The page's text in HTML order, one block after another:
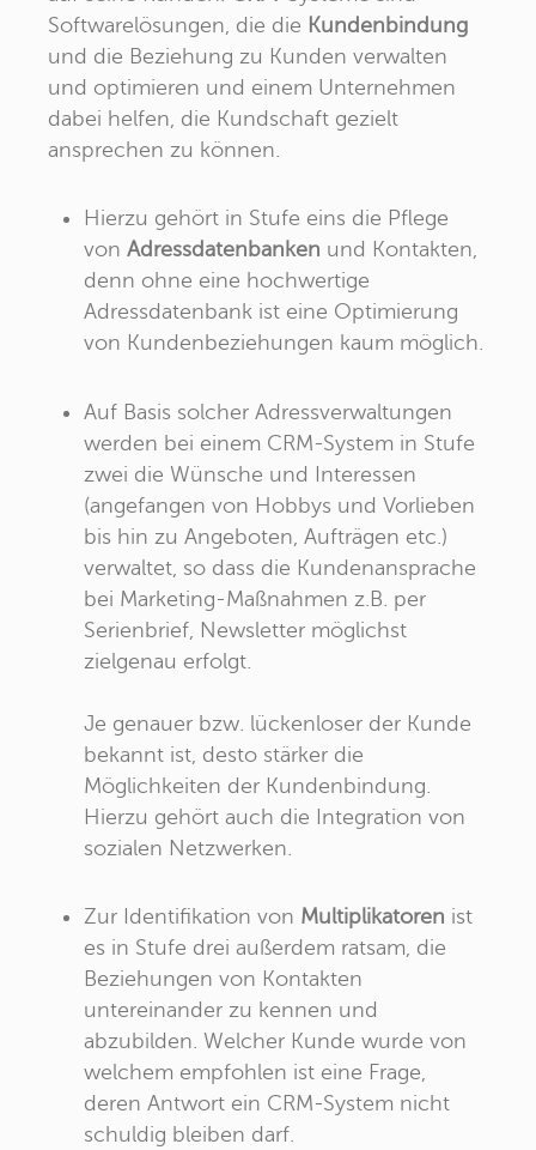
Softwarelösungen, die die Kundenbindung
und die Beziehung zu Kunden verwalten
und optimieren und einem Unternehmen
dabei helfen, die Kundschaft gezielt
ansprechen zu können.
Hierzu gehört in Stufe eins die Pflege
von Adressdatenbanken und Kontakten,
denn ohne eine hochwertige
Adressdatenbank ist eine Optimierung
von Kundenbeziehungen kaum möglich.
Auf Basis solcher Adressverwaltungen
werden bei einem CRM-System in Stufe
zwei die Wünsche und Interessen
(angefangen von Hobbys und Vorlieben
bis hin zu Angeboten, Aufträgen etc.)
verwaltet, so dass die Kundenansprache
bei Marketing-Maßnahmen z.B. per
Serienbrief, Newsletter möglichst
zielgenau erfolgt.
Je genauer bzw. lückenloser der Kunde
bekannt ist, desto stärker die
Möglichkeiten der Kundenbindung.
Hierzu gehört auch die Integration von
sozialen Netzwerken.
Zur Identifikation von Multiplikatoren ist
es in Stufe drei außerdem ratsam, die
Beziehungen von Kontakten
untereinander zu kennen und
abzubilden. Welcher Kunde wurde von
welchem empfohlen ist eine Frage,
deren Antwort ein CRM-System nicht
schuldig bleiben darf.